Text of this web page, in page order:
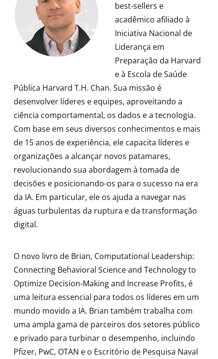
best-sellers e
acadêmico afiliado à
Iniciativa Nacional de
Liderança em
Preparação da Harvard
e à Escola de Saúde
Pública Harvard T.H. Chan. Sua missão é
desenvolver líderes e equipes, aproveitando a
ciência comportamental, os dados e a tecnologia.
Com base em seus diversos conhecimentos e mais
de 15 anos de experiência, ele capacita líderes e
organizações a alcançar novos patamares,
revolucionando sua abordagem à tomada de
decisões e posicionando-os para o sucesso na era
da IA. Em particular, ele os ajuda a navegar nas
águas turbulentas da ruptura e da transformação
digital.
O novo livro de Brian, Computational Leadership:
Connecting Behavioral Scienceand Technologyto
Optimize Decision-Makingand Increase Profits, é
uma leitura essencial para todos os líderes em um
mundo movido a IA. Brian também trabalha com
uma ampla gama de parceiros dos setores público
e privado para turbinar o desempenho, incluindo
Pfizer, PwC, OTAN e o Escritório de Pesquisa Naval